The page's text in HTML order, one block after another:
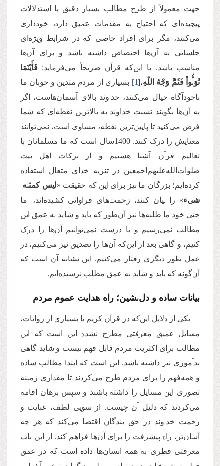
جهت معمولاً از طرح مطالب بسیار دقیق یا استدلالات
پیچیده‌ای که احتیاج به مقدمات عمیق دارد، خودداری
می‌کنند، مگر برای افراد خاصی که در شرایط ویژه‌ای
جلساتی به آن‌ها اختصاص داشته باشد و برای آن‌ها
مناسب باشد. با این‌که قرآن صریحاً می‌فرماید: فَأَیْنَمَا
تُوَلُّواْ فَثَمَّ وَجْهُ اللّهِ،[1] بسیاری از مردم متدین و خوبان ما
ناخودآگاه خیال می‌کنند، خداوند بالای آسمان‌هاست، اگر
به آن‌‌ها بگویند نسبت خداوند به بالاترین نقطه‌ای که شما
فرض می‌کنید تا پایین‌ترین نقطه، مساوی است، نمی‌توانند
معنایش را درک کنند. 1400سال است که ما مسلمانان با
تعالیم قرآن آشنا هستیم و از برکات اهل بیت
صلوات‌الله‌علیهم‌اجمعین در تنزیه خدای متعال استفاده
کرده‌ایم؛ بزرگان ما نیز برای این که حقیقت «لیس کمثله
شیء» را بیان کنند، زحمت‌های فراوانی کشیده‌اند، اما
حتی خود ما طلبه‌ها نیز آن‌طور که باید و شاید به عمق این
مطالب نمی‌رسیم و یا درست نمی‌‌توانیم آن‌ها را درک
کنیم، و گاهی بعد از این‌که آن‌ها را تصدیق نیز می‌کنیم، در
عمل طور دیگری رفتار می‌کنیم. این نشانه آن است که
آن‌گونه که باید و شاید به عمق مطلب نرسیده‌ایم.
بیانات ساده و دل‌نشین؛ راه هدایت عموم مردم
یکی از دلایل این‌که در قرآن کریم یا بسیاری از روایات،
مسایل عمیق معرفتی مطرح نشده این است که این‌
مطالب برای اکثریت مردم قابل فهم نیست و شاید گاهی
بدآموزی نیز داشته باشد. این است که ابتدا مطالب ساده
و همه‌فهم را برای مردم طرح می‌کردند تا مقداری زمینه
تصوری این مسایل را داشته باشند و سپس برهان اقامه
می‌کردند که دلیل آن چیست. از سویی لطف، عنایت و
رحمت خداوند در حق بندگان اقتضا می‌کند که هر چه
آسان‌تر، راه پیشرفت را برای آن‌ها فراهم کند. از این باب
معرفتی فطری به همه انسان‌ها داده است که در عمق